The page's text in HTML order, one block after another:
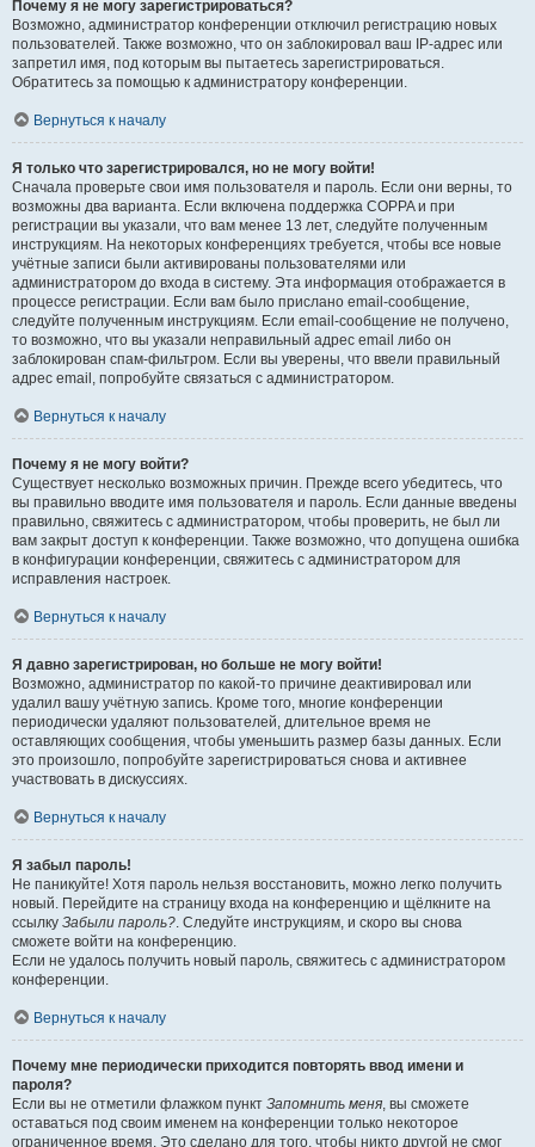
Почему я не могу зарегистрироваться?
Возможно, администратор конференции отключил регистрацию новых
пользователей. Также возможно, что он заблокировал ваш IP-адрес или
запретил имя, под которым вы пытаетесь зарегистрироваться.
Обратитесь за помощью к администратору конференции.
Вернуться к началу
Я только что зарегистрировался, но не могу войти!
Сначала проверьте свои имя пользователя и пароль. Если они верны, то
возможны два варианта. Если включена поддержка COPPA и при
регистрации вы указали, что вам менее 13 лет, следуйте полученным
инструкциям. На некоторых конференциях требуется, чтобы все новые
учётные записи были активированы пользователями или
администратором до входа в систему. Эта информация отображается в
процессе регистрации. Если вам было прислано email-сообщение,
следуйте полученным инструкциям. Если email-сообщение не получено,
то возможно, что вы указали неправильный адрес email либо он
заблокирован спам-фильтром. Если вы уверены, что ввели правильный
адрес email, попробуйте связаться с администратором.
Вернуться к началу
Почему я не могу войти?
Существует несколько возможных причин. Прежде всего убедитесь, что
вы правильно вводите имя пользователя и пароль. Если данные введены
правильно, свяжитесь с администратором, чтобы проверить, не был ли
вам закрыт доступ к конференции. Также возможно, что допущена ошибка
в конфигурации конференции, свяжитесь с администратором для
исправления настроек.
Вернуться к началу
Я давно зарегистрирован, но больше не могу войти!
Возможно, администратор по какой-то причине деактивировал или
удалил вашу учётную запись. Кроме того, многие конференции
периодически удаляют пользователей, длительное время не
оставляющих сообщения, чтобы уменьшить размер базы данных. Если
это произошло, попробуйте зарегистрироваться снова и активнее
участвовать в дискуссиях.
Вернуться к началу
Я забыл пароль!
Не паникуйте! Хотя пароль нельзя восстановить, можно легко получить
новый. Перейдите на страницу входа на конференцию и щёлкните на
ссылку Забыли пароль?. Следуйте инструкциям, и скоро вы снова
сможете войти на конференцию.
Если не удалось получить новый пароль, свяжитесь с администратором
конференции.
Вернуться к началу
Почему мне периодически приходится повторять ввод имени и
пароля?
Если вы не отметили флажком пункт Запомнить меня, вы сможете
оставаться под своим именем на конференции только некоторое
ограниченное время. Это сделано для того, чтобы никто другой не смог